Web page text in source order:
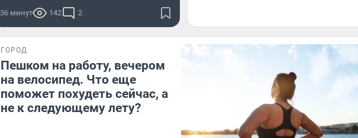
36 минут 142 2
ГОРОД
Пешком на работу, вечером
на велосипед. Что еще
поможет похудеть сейчас, а
не к следующему лету?